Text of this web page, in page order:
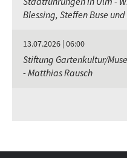
Blessing, Steffen Buse
13.07.2026 | 06:00
Stiftung Gartenkultur/
- Matthias Rausch